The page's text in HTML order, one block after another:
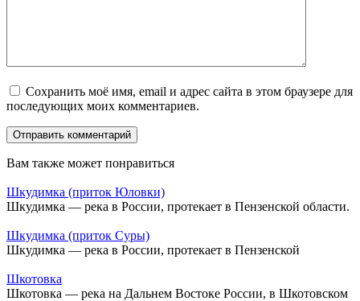
Сохранить моё имя, email и адрес сайта в этом браузере для
последующих моих комментариев.
Вам также может понравиться
Шкудимка (приток Юловки)
Шкудимка — река в России, протекает в Пензенской области.
Шкудимка (приток Суры)
Шкудимка — река в России, протекает в Пензенской
Шкотовка
Шкотовка — река на Дальнем Востоке России, в Шкотовском